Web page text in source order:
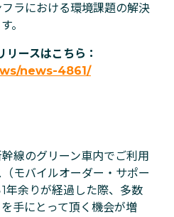
ラにおける環境課題の解決
。
ースはこちら：
news-4861/
線のグリーン車内でご利用
モバイルオーダー・サポー
年余りが経過した際、多数
手にとって頂く機会が増